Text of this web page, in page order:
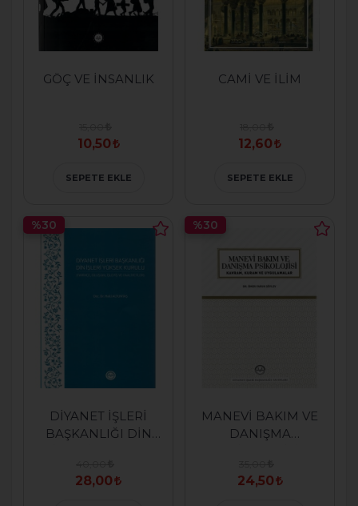
GÖÇ VE İNSANLIK
10,50
SEPETE EKLE
CAMİ VE İLİM
12,60
SEPETE EKLE
DİYANET İŞLERİ
BAŞKANLIĞI DİN
(TARİHÇE,OLUŞUM,İŞLEYİŞ,
28,00
%30
MANEVİ BAKIM VE
DANIŞMA
VE UYGULAMALAR )
24,50
%30